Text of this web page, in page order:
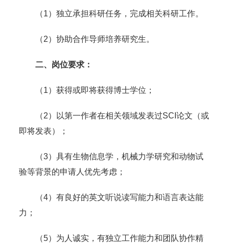
（1）独立承担科研任务，完成相关科研工作。
（2）协助合作导师培养研究生。
二、岗位要求：
（1）获得或即将获得博士学位；
（2）以第一作者在相关领域发表过SCI论文（或
即将发表）；
（3）具有生物信息学，机械力学研究和动物试
验等背景的申请人优先考虑；
（4）有良好的英文听说读写能力和语言表达能
力；
（5）为人诚实，有独立工作能力和团队协作精